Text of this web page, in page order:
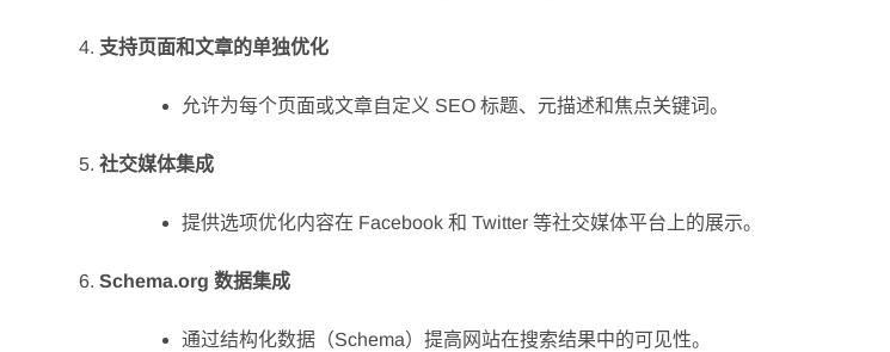
支持页面和文章的单独优化
允许为每个页面或文章自定义 SEO 标题、元描述和焦点关键词。
社交媒体集成
提供选项优化内容在 Facebook 和 Twitter 等社交媒体平台上的展示。
Schema.org 数据集成
通过结构化数据（Schema）提高网站在搜索结果中的可见性。